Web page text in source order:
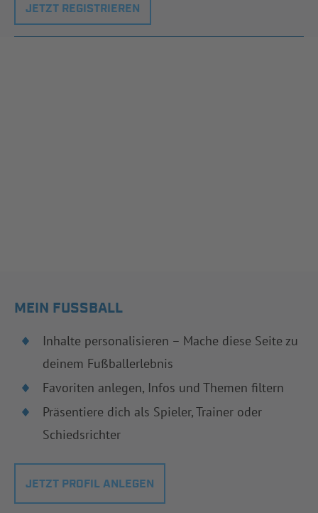
JETZT REGISTRIEREN
MEIN FUSSBALL
Inhalte personalisieren – Mache diese Seite zu
deinem Fußballerlebnis
Favoriten anlegen, Infos und Themen filtern
Präsentiere dich als Spieler, Trainer oder
Schiedsrichter
JETZT PROFIL ANLEGEN